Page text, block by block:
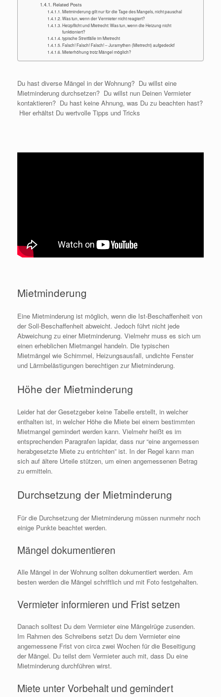
Related Posts
Mietminderung gilt nur für die Tage des Mangels, nicht pauschal
Was tun, wenn der Vermieter nicht reagiert?
Heizpflicht und Mietrecht: Was tun, wenn die Heizung nicht
funktioniert?
typische Streitfälle im Mietrecht
Falsch! Falsch! Falsch! – Juramythen (Mietrecht) aufgedeckt!
Mieterhöhung trotz Mängel möglich?
Du hast diverse Mängel in der Wohnung? Du willst eine
Mietminderung durchsetzen? Du willst nun Deinen Vermieter
kontaktieren? Du hast keine Ahnung, was Du zu beachten hast?
Hier erhältst Du wertvolle Tipps und Tricks
Mietminderung
Eine Mietminderung ist möglich, wenn die Ist-Beschaffenheit von
der Soll-Beschaffenheit abweicht. Jedoch führt nicht jede
Abweichung zu einer Mietminderung. Vielmehr muss es sich um
einen erheblichen Mietmangel handeln. Die typischen
Mietmängel wie Schimmel, Heizungsausfall, undichte Fenster
und Lärmbelästigungen berechtigen zur Mietminderung.
Höhe der Mietminderung
Leider hat der Gesetzgeber keine Tabelle erstellt, in welcher
enthalten ist, in welcher Höhe die Miete bei einem bestimmten
Mietmangel gemindert werden kann. Vielmehr heißt es im
entsprechenden Paragrafen lapidar, dass nur “eine angemessen
herabgesetzte Miete zu entrichten” ist. In der Regel kann man
sich auf ältere Urteile stützen, um einen angemessenen Betrag
zu ermitteln.
Durchsetzung der Mietminderung
Für die Durchsetzung der Mietminderung müssen nunmehr noch
einige Punkte beachtet werden.
Mängel dokumentieren
Alle Mängel in der Wohnung sollten dokumentiert werden. Am
besten werden die Mängel schriftlich und mit Foto festgehalten.
Vermieter informieren und Frist setzen
Danach solltest Du dem Vermieter eine Mängelrüge zusenden.
Im Rahmen des Schreibens setzt Du dem Vermieter eine
angemessene Frist von circa zwei Wochen für die Beseitigung
der Mängel. Du teilst dem Vermieter auch mit, dass Du eine
Mietminderung durchführen wirst.
Miete unter Vorbehalt und gemindert